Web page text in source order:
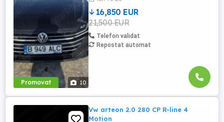
Promovat 10
(fata) ESP Faruri LED Frana parcare
electrica Front Assistant iluminare ...
16,850 EUR
21,500 EUR
Telefon validat
Repostat automat
Vw arteon 2.0 280 CP R-line 4
Motion